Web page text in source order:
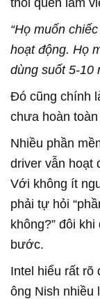
“Họ muốn
hoạt động. Họ
dùng suốt 5-10
Đó cũng chính
chưa hoàn
Nhiều phần
driver vẫn hoạt
Với không ít
phải tự hỏi
không?” đôi
bước.
Intel hiểu rất rõ
ông Nish nhiều